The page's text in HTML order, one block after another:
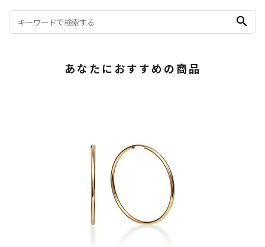
search
あなたにおすすめの商品